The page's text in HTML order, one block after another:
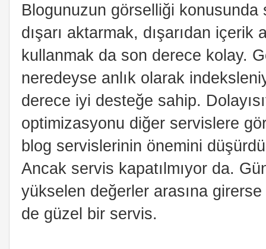
Blogunuzun görselliği
dışarı aktarmak, dışarıdan içerik
kullanmak da son derece kolay.
neredeyse anlık olarak
derece iyi desteğe sahip.
optimizasyonu diğer servislere
blog servislerinin önemini
Ancak servis kapatılmıyor da.
yükselen değerler arasına
de güzel bir servis.